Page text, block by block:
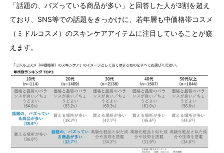
「話題の、バズっている商品が多い」と回答した人が3割を超え
ており、SNS等での話題をきっかけに、若年層も中価格帯コスメ
（ミドルコスメ）のスキンケアアイテムに注目していることが窺
えます。